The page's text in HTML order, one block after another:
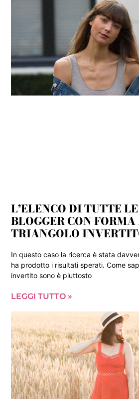
L’ELENCO DI TUTTE
BLOGGER CON FORMA
TRIANGOLO
In questo caso la ricerca è stata
ha prodotto i risultati sperati. Come
invertito sono è piuttosto
LEGGI TUTTO »